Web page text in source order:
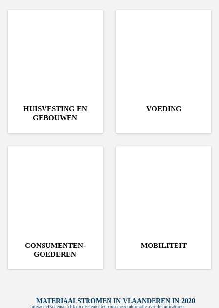
HUISVESTING EN
GEBOUWEN
VOEDING
CONSUMENTEN­
GOEDEREN
MOBILITEIT
MATERIAALSTROMEN IN VLAANDEREN IN 2020
Interactief schema - klik op de elementen voor meer informatie over de indicatoren.